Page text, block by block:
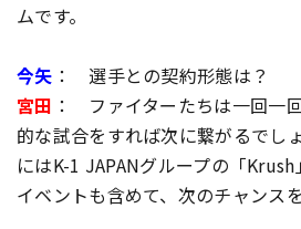
ムです。
今矢 ： 選手との契約形態は？
宮田 ： ファイターたちは一回一
的な試合をすれば次に繋がるでし
にはK-1 JAPANグループの「
イベントも含めて、次のチャンス